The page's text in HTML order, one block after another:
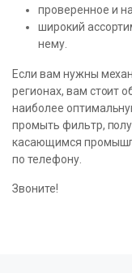
проверенное и
широкий
нему.
Если вам нужны
регионах, вам стоит
наиболее
промыть фильтр,
касающимся
по телефону.
Звоните!